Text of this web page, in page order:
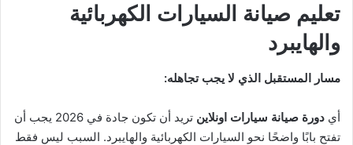
تعليم صيانة السيارات الكهربائية
والهايبرد
مسار المستقبل الذي لا يجب تجاهله:
أي دورة صيانة سيارات اونلاين
تريد أن تكون جادة في 2026 يجب أن
تفتح بابًا واضحًا نحو السيارات الكهربائية والهايبرد. السبب ليس فقط